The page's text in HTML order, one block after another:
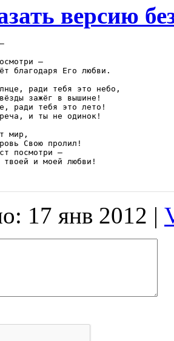
версию
–
благодаря Его любви.
ради тебя это небо,
зажёг в вышине!
ради тебя это лето!
и ты не одинок!
мир,
Свою пролил!
посмотри –
твоей и моей любви!
17 янв 2012 |